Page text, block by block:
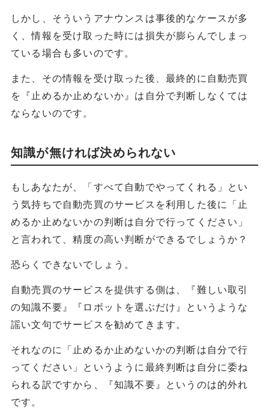
しかし、そういうアナウンスは事後的なケースが多
く、情報を受け取った時には損失が膨らんでしまっ
ている場合も多いのです。
また、その情報を受け取った後、最終的に自動売買
を『止めるか止めないか』は自分で判断しなくては
ならないのです。
知識が無ければ決められない
もしあなたが、「すべて自動でやってくれる」とい
う気持ちで自動売買のサービスを利用した後に「止
めるか止めないかの判断は自分で行ってください」
と言われて、精度の高い判断ができるでしょうか？
恐らくできないでしょう。
自動売買のサービスを提供する側は、『難しい取引
の知識不要』『ロボットを選ぶだけ』というような
謡い文句でサービスを勧めてきます。
それなのに「止めるか止めないかの判断は自分で行
ってください」というように最終判断は自分に委ね
られる訳ですから、『知識不要』というのは的外れ
です。